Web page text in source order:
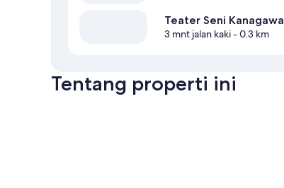
Teater Seni Kanagawa
3 mnt jalan kaki- 0.3 km
Tentang properti ini